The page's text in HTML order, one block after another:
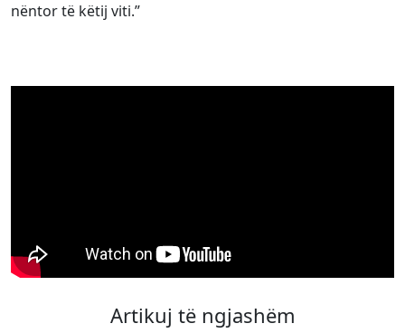
nëntor të këtij viti.”
Artikuj të ngjashëm